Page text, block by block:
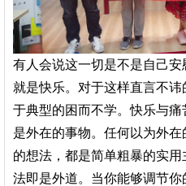
有人会说这一切是不是自己安
就是快乐。 对于这样直言不
于典型的困而不学。快乐与痛
是外在的事物。 任何以为外在
的想法，都是简单粗暴的实用
法即是外道。 当你能够调节